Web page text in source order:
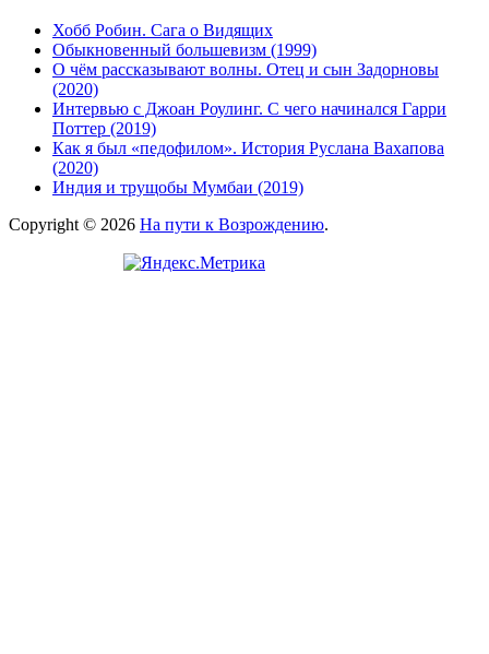
Хобб Робин. Сага о Видящих
Обыкновенный большевизм (1999)
О чём рассказывают волны. Отец и сын Задорновы
(2020)
Интервью с Джоан Роулинг. С чего начинался Гарри
Поттер (2019)
Как я был «педофилом». История Руслана Вахапова
(2020)
Индия и трущобы Мумбаи (2019)
Copyright © 2026 На пути к Возрождению.